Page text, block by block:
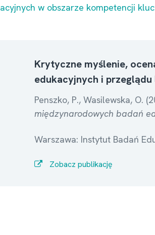
w obszarze kompetencji
Krytyczne myślenie,
edukacyjnych i
Penszko, P., Wasilewska, O.
międzynarodowych badań
Warszawa: Instytut Badań
Zobacz publikację